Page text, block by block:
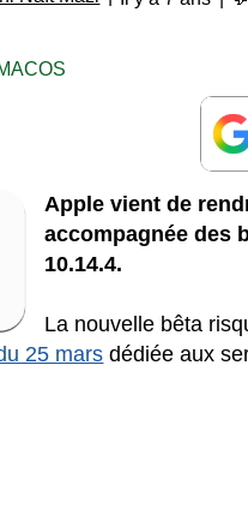
Apple vient de
accompagnée des
10.14.4.
La nouvelle bêta
25 mars dédiée aux